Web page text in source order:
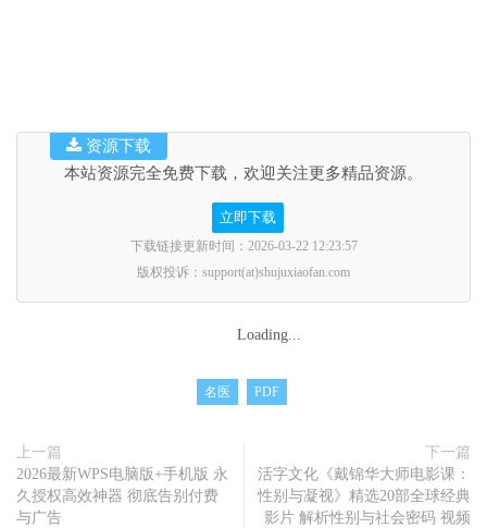
本站资源完全免费下载，欢迎关注更多精品资源。
立即下载
下载链接更新时间：2026-03-22 12:23:57
版权投诉：support(at)shujuxiaofan.com
资源下载
Loading...
名医 PDF
上一篇
2026最新WPS电脑版+手机版 永
久授权高效神器 彻底告别付费
与广告
下一篇
活字文化《戴锦华大师电影课：
性别与凝视》精选20部全球经典
影片 解析性别与社会密码 视频